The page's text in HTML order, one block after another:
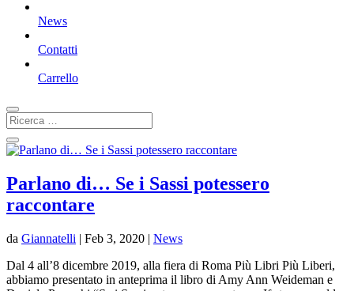
News
Contatti
Carrello
Parlano di… Se i Sassi potessero
raccontare
da Giannatelli | Feb 3, 2020 | News
Dal 4 all’8 dicembre 2019, alla fiera di Roma Più Libri Più Liberi,
abbiamo presentato in anteprima il libro di Amy Ann Weideman e